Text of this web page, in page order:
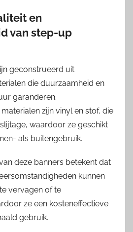
en
van step-up
geconstrueerd uit
die duurzaamheid en
garanderen.
zijn vinyl en stof, die
waardoor ze geschikt
als buitengebruik.
deze banners betekent dat
kunnen
vervagen of te
ze een kosteneffectieve
gebruik.